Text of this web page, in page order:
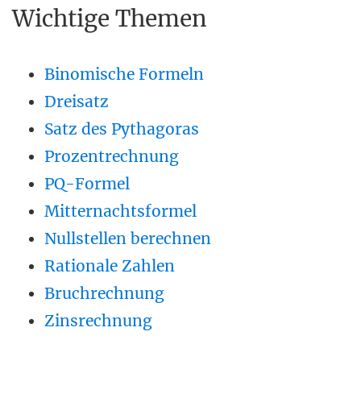
Wichtige Themen
Binomische Formeln
Dreisatz
Satz des Pythagoras
Prozentrechnung
PQ-Formel
Mitternachtsformel
Nullstellen berechnen
Rationale Zahlen
Bruchrechnung
Zinsrechnung